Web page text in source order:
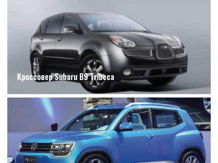
Кроссовер Subaru B9 Tribeca